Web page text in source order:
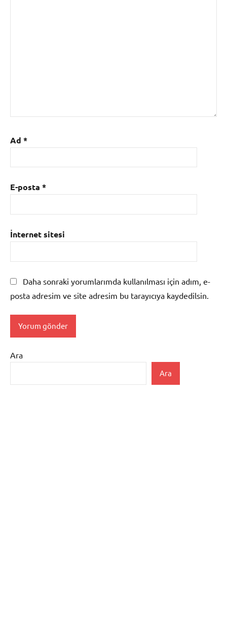
Ad *
E-posta *
İnternet sitesi
Daha sonraki yorumlarımda kullanılması için adım, e-
posta adresim ve site adresim bu tarayıcıya kaydedilsin.
Ara
Ara